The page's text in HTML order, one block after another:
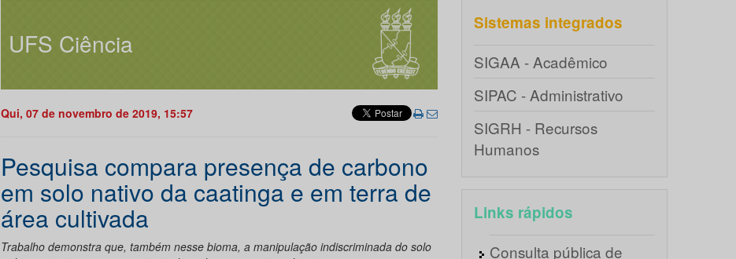
UFS Ciência
Qui, 07 de novembro de 2019, 15:57
Pesquisa compara presença de carbono
em solo nativo da caatinga e em terra de
área cultivada
Trabalho demonstra que, também nesse bioma, a manipulação indiscriminada do solo
Sistemas integrados
SIGAA - Acadêmico
SIPAC - Administrativo
SIGRH - Recursos
Humanos
Links rápidos
Consulta pública de